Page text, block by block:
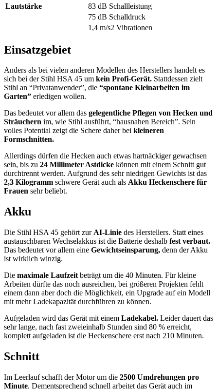
Lautstärke
83 dB Schallleistung
75 dB Schalldruck
1,4 m/s2 Vibrationen
Einsatzgebiet
Anders als bei vielen anderen Modellen des Herstellers handelt es
sich bei der Stihl HSA 45 um kein Profi-Gerät. Stattdessen zielt
Stihl an “Privatanwender”, die “spontane Kleinarbeiten im
Garten” erledigen wollen.
Das bedeutet vor allem das gelegentliche Pflegen von Hecken und
Sträuchern im, wie Stihl ausführt, “hausnahen Bereich”. Sein
volles Potential zeigt die Schere daher bei kleineren
Formschnitten.
Allerdings dürfen die Hecken auch etwas hartnäckiger gewachsen
sein, bis zu 24 Millimeter Astdicke können mit einem Schnitt gut
durchtrennt werden. Aufgrund des sehr niedrigen Gewichts ist das
2,3 Kilogramm schwere Gerät auch als Akku Heckenschere für
Frauen sehr beliebt.
Akku
Die Stihl HSA 45 gehört zur AI-Linie des Herstellers. Statt eines
austauschbaren Wechselakkus ist die Batterie deshalb fest verbaut.
Das bedeutet vor allem eine Gewichtseinsparung, denn der Akku
ist wirklich winzig.
Die maximale Laufzeit beträgt um die 40 Minuten. Für kleine
Arbeiten dürfte das noch ausreichen, bei größeren Projekten fehlt
einem dann aber doch die Möglichkeit, ein Upgrade auf ein Modell
mit mehr Ladekapazität durchführen zu können.
Aufgeladen wird das Gerät mit einem Ladekabel. Leider dauert das
sehr lange, nach fast zweieinhalb Stunden sind 80 % erreicht,
komplett aufgeladen ist die Heckenschere erst nach 210 Minuten.
Schnitt
Im Leerlauf schafft der Motor um die 2500 Umdrehungen pro
Minute. Dementsprechend schnell arbeitet das Gerät auch im